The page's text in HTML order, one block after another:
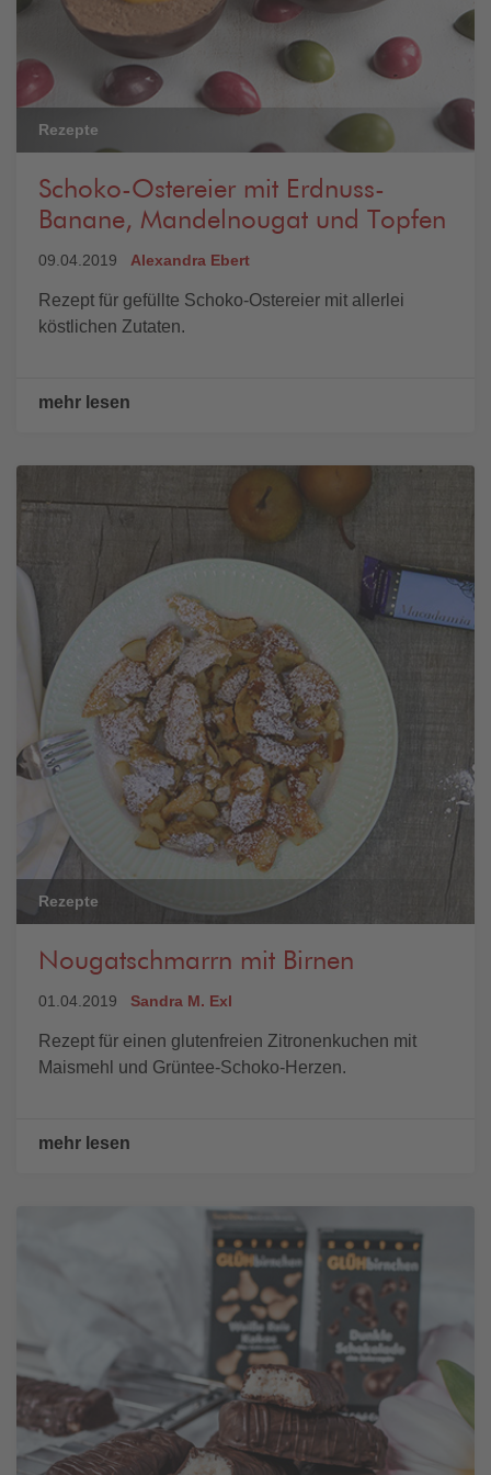
Rezepte
Schoko-Ostereier mit Erdnuss-
Banane, Mandelnougat und Topfen
09.04.2019 Alexandra Ebert
Rezept für gefüllte Schoko-Ostereier mit allerlei
köstlichen Zutaten.
mehr lesen
Rezepte
Nougatschmarrn mit Birnen
01.04.2019 Sandra M. Exl
Rezept für einen glutenfreien Zitronenkuchen mit
Maismehl und Grüntee-Schoko-Herzen.
mehr lesen